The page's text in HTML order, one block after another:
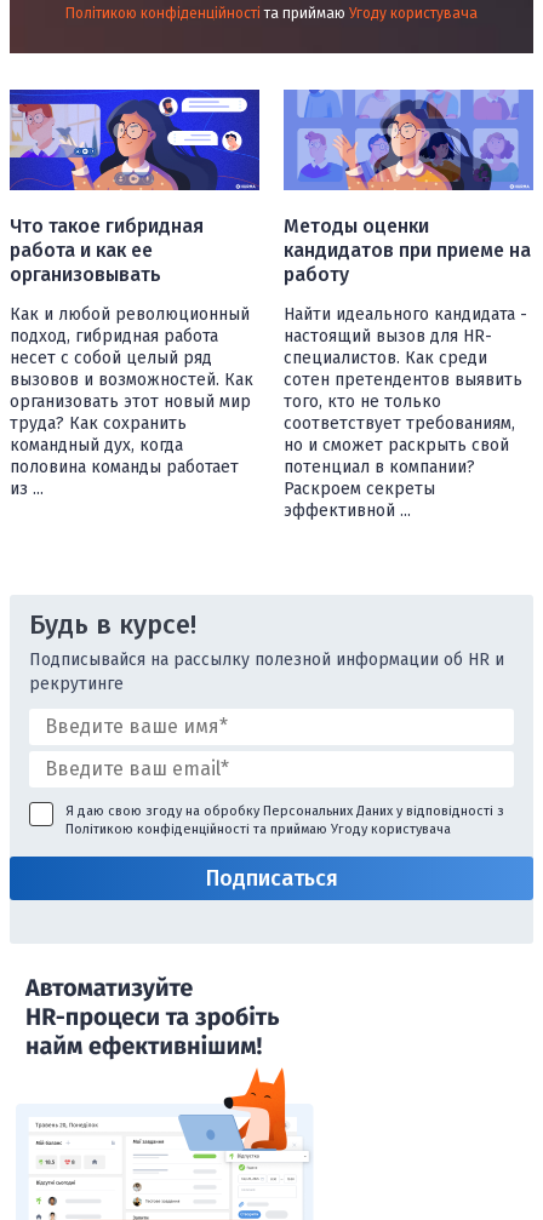
Політикою конфіденційності та приймаю Угоду користувача
Что такое гибридная
работа и как ее
организовывать
Как и любой революционный
подход, гибридная работа
несет с собой целый ряд
вызовов и возможностей. Как
организовать этот новый мир
труда? Как сохранить
командный дух, когда
половина команды работает
из ...
Методы оценки
кандидатов при приеме на
работу
Найти идеального кандидата -
настоящий вызов для HR-
специалистов. Как среди
сотен претендентов выявить
того, кто не только
соответствует требованиям,
но и сможет раскрыть свой
потенциал в компании?
Раскроем секреты
эффективной ...
Будь в курсе!
Подписывайся на рассылку полезной информации об HR и
рекрутинге
Я даю свою згоду на обробку Персональних Даних у відповідності з
Політикою конфіденційності та приймаю Угоду користувача